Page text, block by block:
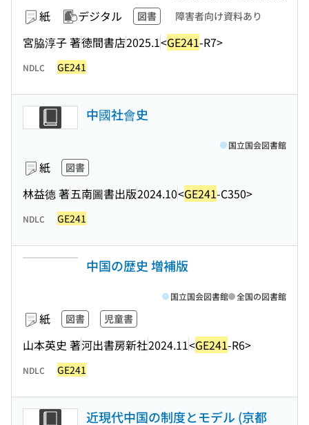
紙 デジタル 図書 障害者向け資料あり
宮脇淳子 著徳間書店2025.1<GE241-R7>
NDLC GE241
中國社會史
紙 図書
林益德 著五南圖書出版2024.10<GE241-C350>
国立国会図書館
NDLC GE241
中国の歴史 増補版
紙 図書 児童書
山本英史 著河出書房新社2024.11<GE241-R6>
国立国会図書館 全国の図書館
NDLC GE241
近現代中国の制度とモデル (京都